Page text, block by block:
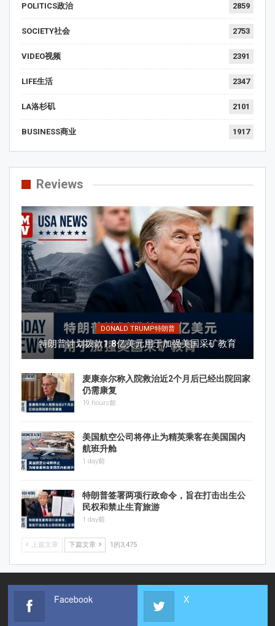
POLITICS政治 2859
SOCIETY社会 2753
VIDEO视频 2391
LIFE生活 2347
LA洛杉矶 2101
BUSINESS商业 1917
Reviews
DONALD TRUMP特朗普
特朗普计划拨款1.8亿美元用于加强美国采矿教育
麦康奈尔称入院救治近2个月后已经出院回家
仍需康复
19 hours前
美国航空公司将停止为精英乘客在美国国内
航班升舱
1 day前
特朗普签署两项行政命令，旨在打击出生公
民权和禁止生育旅游
1 day前
上篇文章 下篇文章 1的3,475
Facebook X